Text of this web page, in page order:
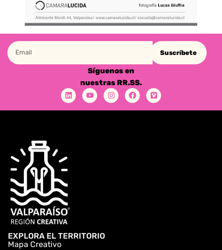
Suscríbete
Síguenos en
nuestras RR.SS.
EXPLORA EL TERRITORIO
Mapa Creativo